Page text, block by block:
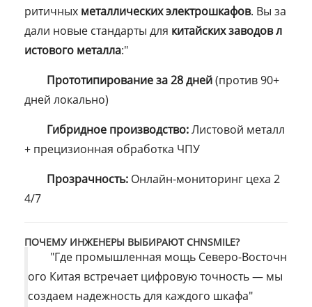
ритичных металлических электрошкафов. Вы за
дали новые стандарты для китайских заводов л
истового металла:"
Прототипирование за 28 дней(против 90+
дней локально)
Гибридное производство:Листовой металл
+ прецизионная обработка ЧПУ
Прозрачность: Онлайн-мониторинг цеха 2
4/7
ПОЧЕМУ ИНЖЕНЕРЫ ВЫБИРАЮТ CHNSMILE?
"Где промышленная мощь Северо-Восточн
ого Китая встречает цифровую точность — мы
создаем надежность для каждого шкафа"